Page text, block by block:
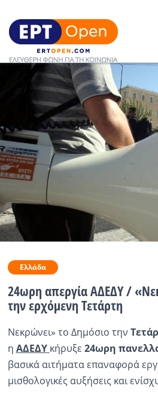
Ειδήσεις
Ελλάδα
Κοινωνία
Πολιτική
Οικονομία
Αθλητικά
Ραδιόφωνο LIVE
Εκπομπές
Πολιτισμός
Ελλάδα
24ωρη απεργία ΑΔΕΔΥ /
την ερχόμενη Τετάρτη
Nεκρώνει» το Δημόσιο την
η ΑΔΕΔΥ κήρυξε 24ωρη
βασικά αιτήματα επαναφορά
μισθολογικές αυξήσεις και